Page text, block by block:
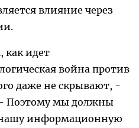
влияние через
идет
война против
даже не скрывают, -
– Поэтому мы должны
информационную